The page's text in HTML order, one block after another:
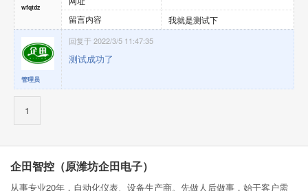
wfqtdz
留言内容
我就是测试下
管理员
回复于 2022/3/5 11:47:35
测试成功了
1
企田智控（原潍坊企田电子）
从事专业20年，自动化仪表、设备生产商。先做人后做事，始于客户需